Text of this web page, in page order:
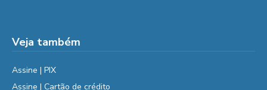
Veja também
Assine | PIX
Assine | Cartão de crédito